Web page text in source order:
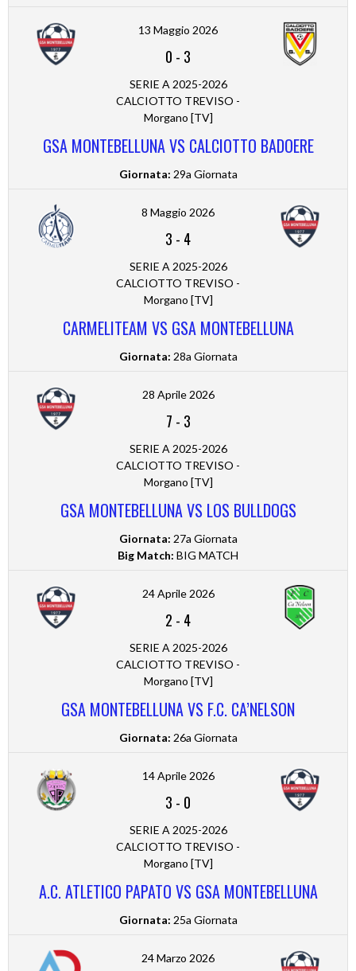
13 Maggio 2026
0 - 3
SERIE A 2025-2026
CALCIOTTO TREVISO -
Morgano [TV]
GSA MONTEBELLUNA VS CALCIOTTO BADOERE
Giornata: 29a Giornata
8 Maggio 2026
3 - 4
SERIE A 2025-2026
CALCIOTTO TREVISO -
Morgano [TV]
CARMELITEAM VS GSA MONTEBELLUNA
Giornata: 28a Giornata
28 Aprile 2026
7 - 3
SERIE A 2025-2026
CALCIOTTO TREVISO -
Morgano [TV]
GSA MONTEBELLUNA VS LOS BULLDOGS
Giornata: 27a Giornata
Big Match: BIG MATCH
24 Aprile 2026
2 - 4
SERIE A 2025-2026
CALCIOTTO TREVISO -
Morgano [TV]
GSA MONTEBELLUNA VS F.C. CA’NELSON
Giornata: 26a Giornata
14 Aprile 2026
3 - 0
SERIE A 2025-2026
CALCIOTTO TREVISO -
Morgano [TV]
A.C. ATLETICO PAPATO VS GSA MONTEBELLUNA
Giornata: 25a Giornata
24 Marzo 2026